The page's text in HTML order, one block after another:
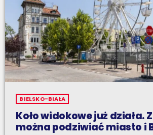
BIELSKO-BIAŁA
Koło widokowe już działa.
można podziwiać miasto i